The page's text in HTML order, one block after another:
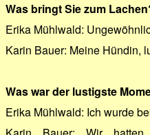
Was bringt Sie zum
Erika Mühlwald:
Karin Bauer: Meine Hündin,
Was war der lustigste
Erika Mühlwald: Ich wurde